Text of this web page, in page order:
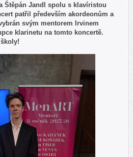
Štěpán Jandl spolu s klavíristou
patřil především akordeonům a
svým mentorem Irvinem
klarinetu na tomto koncertě.